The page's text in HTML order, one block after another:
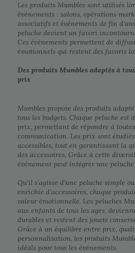
Les produits Mumbles sont utilisés
événements : salons, opérations
associatifs et événements de fin
peluche devient un favori
Ces événements permettent de
émotionnels qui restent des favoris
Des produits Mumbles adaptés à
prix
Mumbles propose des produits
tous les budgets. Chaque peluche est
prix, permettant de répondre à
communication. Les prix sont
accessibles, tout en garantissant la
des accessoires. Grâce à cette
événement peut intégrer une peluche
Qu’il s’agisse d’une peluche simple
enrichie d’accessoires, chaque
valeur émotionnelle. Les peluches
aux enfants de tous les ages,
durables et restent des jouets
Grâce à un équilibre entre prix,
personnalisation, les produits
idéals pour tous les événements.